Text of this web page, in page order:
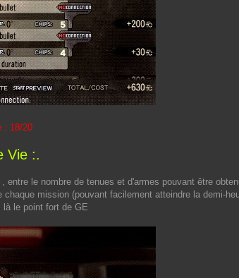
: 18/20
Vie :.
entre le nombre de tenues et d'armes pouvant être
mission (pouvant facilement atteindre la demi-
là le point fort de GE